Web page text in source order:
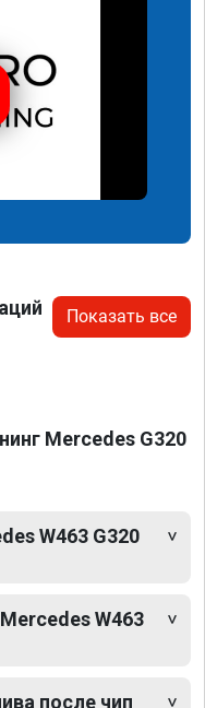
Показать все
Mercedes G320
W463 G320
W463
после чип